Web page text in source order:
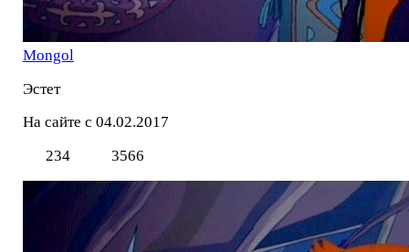
Mоngol
Эстет
На сайте с 04.02.2017
234
3566